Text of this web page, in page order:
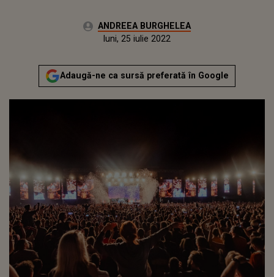
Autor:ANDREEA BURGHELEA
Actualizat:
luni, 25 iulie 2022
Adaugă-ne ca sursă preferată în Google